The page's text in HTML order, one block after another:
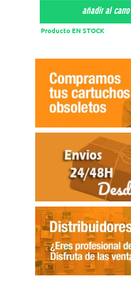
Producto EN STOCK
añadir al carro